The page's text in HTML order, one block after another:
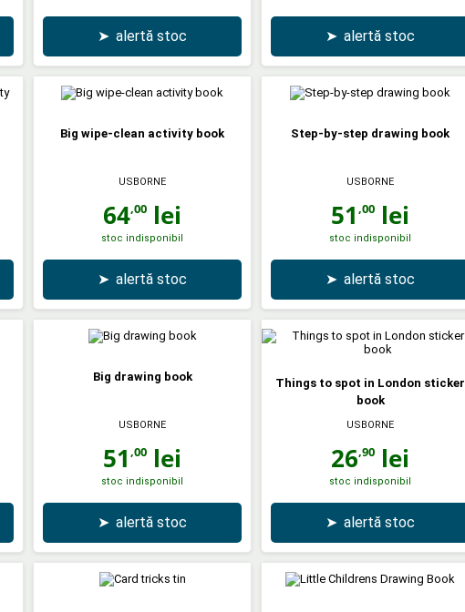
➤ alertă stoc ➤ alertă stoc
Big wipe-clean activity book
USBORNE
64,00 lei
stoc indisponibil
➤ alertă stoc
Step-by-step drawing book
USBORNE
51 ,00 lei
stoc indisponibil
➤ alertă stoc
Big drawing book
USBORNE
51 ,00 lei
stoc indisponibil
➤ alertă stoc
Things to spot in London sticker
book
USBORNE
26,90 lei
stoc indisponibil
➤ alertă stoc